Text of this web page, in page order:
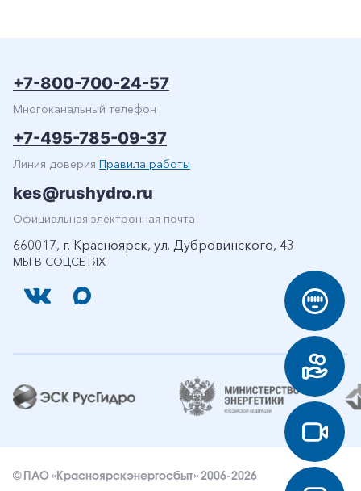
МЫ В СОЦСЕТЯХ
+7-800-700-24-57
Многоканальный телефон
+7-495-785-09-37
Линия доверия Правила работы
kes@rushydro.ru
Официальная электронная почта
660017, г. Красноярск, ул. Дубровинского, 43
© ПАО «Красноярскэнергосбыт» 2006-2026